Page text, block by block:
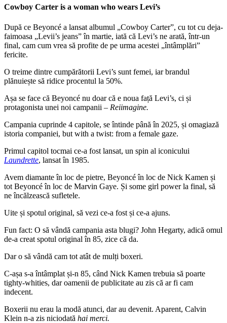
Cowboy Carter is a woman who wears Levi’s
După ce Beyoncé a lansat albumul „Cowboy Carter”, cu tot cu deja-
faimoasa „Levii’s jeans” în martie, iată că Levi’s ne arată, într-un
final, cam cum vrea să profite de pe urma acestei „întâmplări”
fericite.
O treime dintre cumpărătorii Levi’s sunt femei, iar brandul
plănuiește să ridice procentul la 50%.
Așa se face că Beyoncé nu doar că e noua față Levi’s, ci și
protagonista unei noi campanii – Reiimagine.
Campania cuprinde 4 capitole, se întinde până în 2025, și omagiază
istoria companiei, but with a twist: from a female gaze.
Primul capitol tocmai ce-a fost lansat, un spin al iconicului
Laundrette, lansat în 1985.
Avem diamante în loc de pietre, Beyoncé în loc de Nick Kamen și
tot Beyoncé în loc de Marvin Gaye. Și some girl power la final, să
ne încălzească sufletele.
Uite și spotul original, să vezi ce-a fost și ce-a ajuns.
Fun fact: O să vândă campania asta blugi? John Hegarty, adică omul
de-a creat spotul original în 85, zice că da.
Dar o să vândă cam tot atât de mulți boxeri.
C-așa s-a întâmplat și-n 85, când Nick Kamen trebuia să poarte
tighty-whities, dar oamenii de publicitate au zis că ar fi cam
indecent.
Boxerii nu erau la modă atunci, dar au devenit. Aparent, Calvin
Klein n-a zis niciodată hai merci.